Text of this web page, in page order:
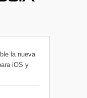
la nueva
iOS y